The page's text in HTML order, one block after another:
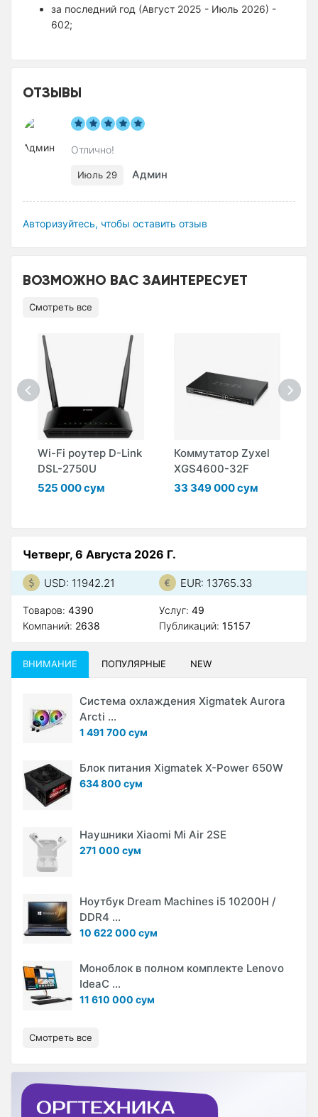
за последний год (Август 2025 - Июль 2026) -
602;
ОТЗЫВЫ
Отлично!
Июль 29 Админ
Авторизуйтесь, чтобы оставить отзыв
ВОЗМОЖНО ВАС ЗАИНТЕРЕСУЕТ
Смотреть все
Wi-Fi роутер D-Link
DSL-2750U
525 000 сум
Коммутатор Zyxel
XGS4600-32F
33 349 000 сум
Четверг, 6 Августа 2026 Г.
USD: 11942.21 EUR: 13765.33
Товаров: 4390
Компаний: 2638
Услуг: 49
Публикаций: 15157
ВНИМАНИЕ ПОПУЛЯРНЫЕ NEW
Система охлаждения Xigmatek Aurora
Arcti ...
1 491 700 сум
Блок питания Xigmatek X-Power 650W
634 800 сум
Наушники Xiaomi Mi Air 2SE
271 000 сум
Ноутбук Dream Machines i5 10200H /
DDR4 ...
10 622 000 сум
Моноблок в полном комплекте Lenovo
IdeaC ...
11 610 000 сум
Смотреть все